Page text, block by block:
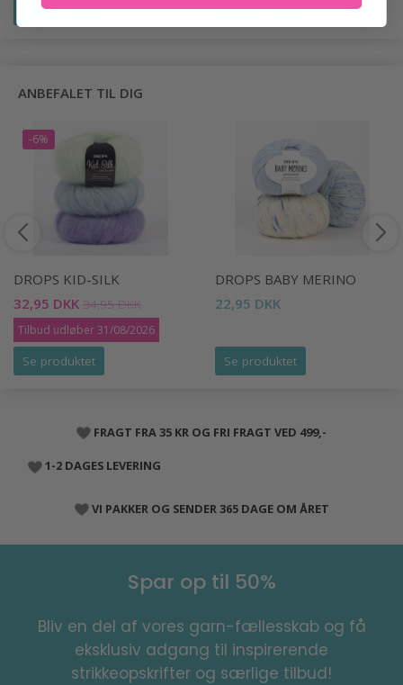
Se produktet Se produktet
ANBEFALET TIL DIG
-6%
DROPS KID-SILK
32,95 DKK 34,95 DKK
Tilbud udløber 31/08/2026
Se produktet
DROPS BABY MERINO
22,95 DKK
Se produktet
FRAGT FRA 35 KR OG FRI FRAGT VED 499,-
1-2 DAGES LEVERING
VI PAKKER OG SENDER 365 DAGE OM ÅRET
Spar op til 50%
Bliv en del af vores garn-fællesskab og få
eksklusiv adgang til inspirerende
strikkeopskrifter og særlige tilbud!